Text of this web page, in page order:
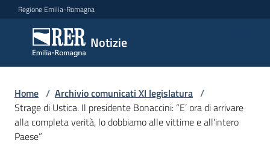
Vai al contenuto
Vai alla navigazione
Vai al footer
Regione Emilia-Romagna
Notizie
Notizie
Comunicati
stampa
Cerca
Home / Archivio comunicati XI legislatura /
Strage di Ustica. Il presidente Bonaccini: “E’ ora di arrivare
alla completa verità, lo dobbiamo alle vittime e all’intero
Paese”